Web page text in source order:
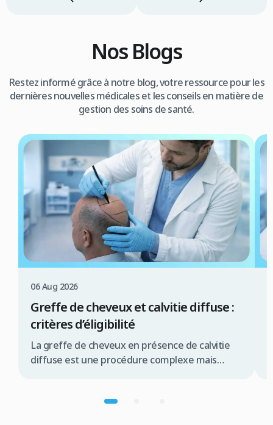
Nos Blogs
Restez informé grâce à notre blog, votre ressource pour les
dernières nouvelles médicales et les conseils en matière de
gestion des soins de santé.
06 Aug 2026
Greffe de cheveux et calvitie diffuse :
critères d’éligibilité
La greffe de cheveux en présence de calvitie
diffuse est une procédure complexe mais
Résumé rapide La greffe de cheveux pour